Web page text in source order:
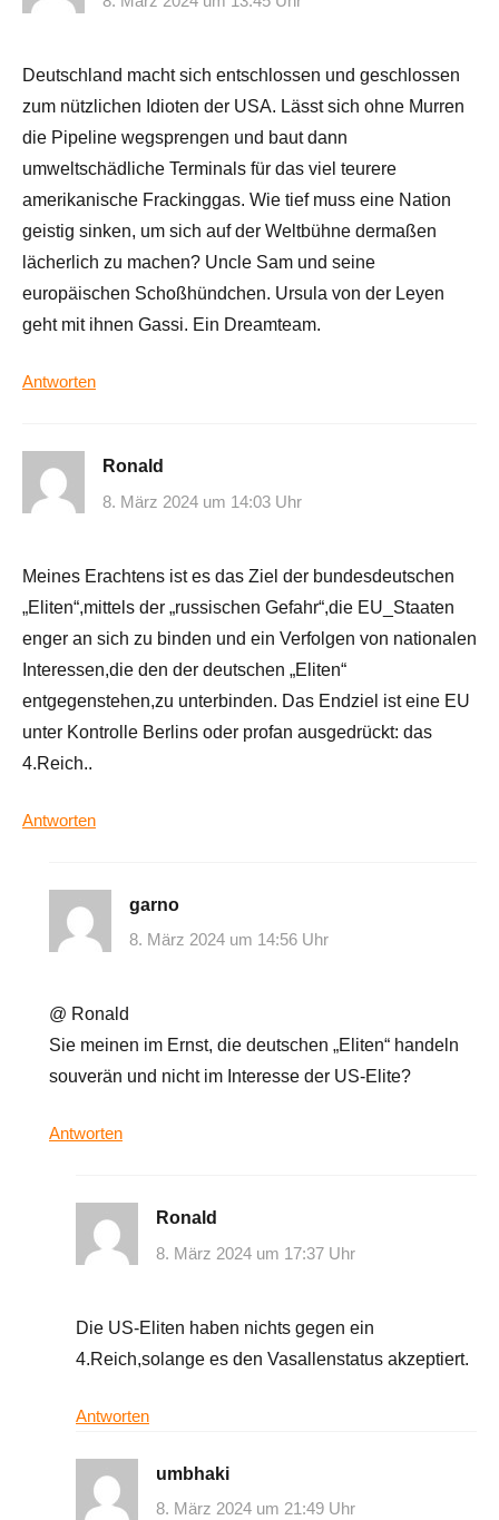
Deutschland macht sich entschlossen und geschlossen
zum nützlichen Idioten der USA. Lässt sich ohne Murren
die Pipeline wegsprengen und baut dann
umweltschädliche Terminals für das viel teurere
amerikanische Frackinggas. Wie tief muss eine Nation
geistig sinken, um sich auf der Weltbühne dermaßen
lächerlich zu machen? Uncle Sam und seine
europäischen Schoßhündchen. Ursula von der Leyen
geht mit ihnen Gassi. Ein Dreamteam.
Antworten
Ronald
8. März 2024 um 14:03 Uhr
Meines Erachtens ist es das Ziel der bundesdeutschen
„Eliten“,mittels der „russischen Gefahr“,die EU_Staaten
enger an sich zu binden und ein Verfolgen von nationalen
Interessen,die den der deutschen „Eliten“
entgegenstehen,zu unterbinden. Das Endziel ist eine EU
unter Kontrolle Berlins oder profan ausgedrückt: das
4.Reich..
Antworten
garno
8. März 2024 um 14:56 Uhr
@ Ronald
Sie meinen im Ernst, die deutschen „Eliten“ handeln
souverän und nicht im Interesse der US-Elite?
Antworten
Ronald
8. März 2024 um 17:37 Uhr
Die US-Eliten haben nichts gegen ein
4.Reich,solange es den Vasallenstatus akzeptiert.
Antworten
umbhaki
8. März 2024 um 21:49 Uhr